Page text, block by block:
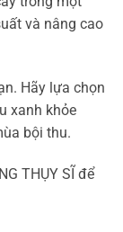
và nâng cao
Hãy lựa chọn
xanh khỏe
bội thu.
THỤY SĨ để